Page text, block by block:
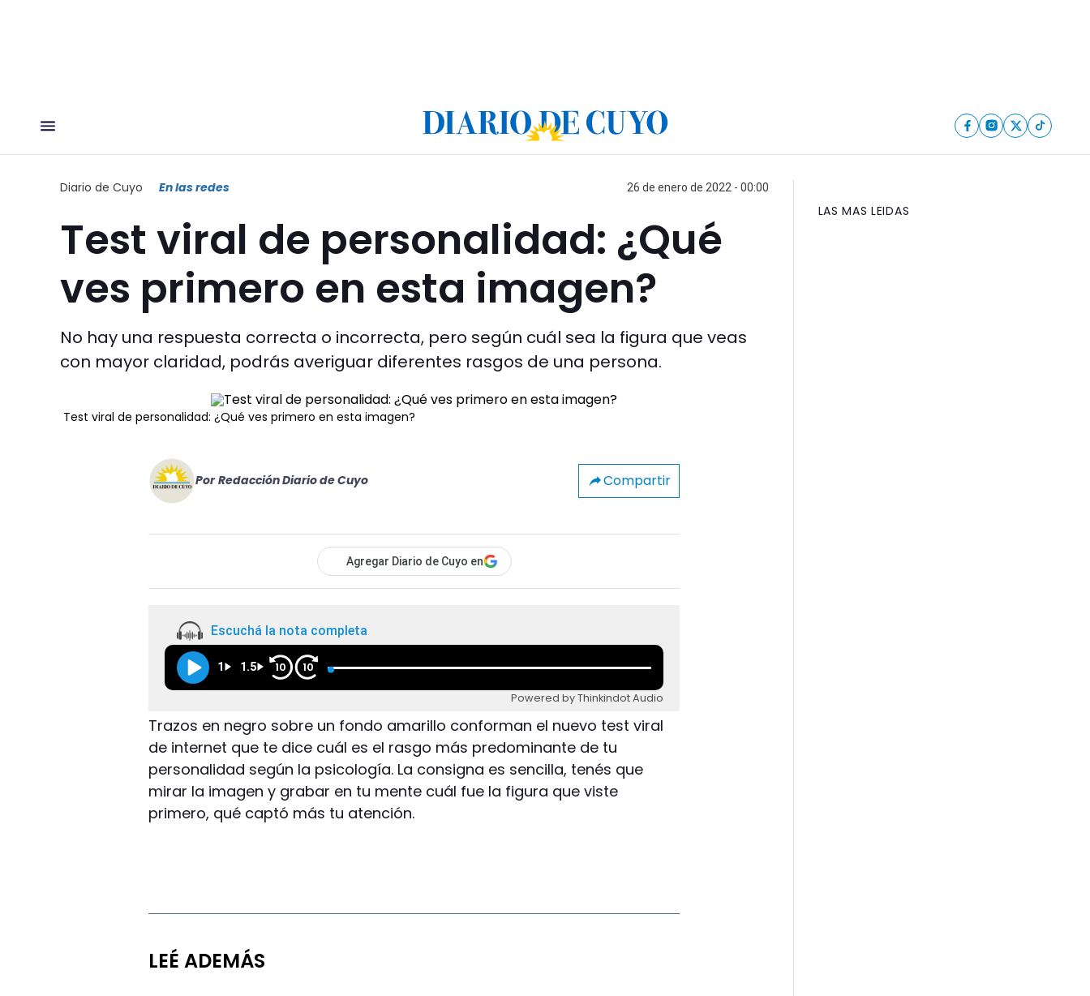
Diario de Cuyo En las redes 26 de enero de 2022 - 00:00
Test viral de personalidad: ¿Qué
ves primero en esta imagen?
No hay una respuesta correcta o incorrecta, pero según cuál sea la figura que veas
con mayor claridad, podrás averiguar diferentes rasgos de una persona.
Test viral de personalidad: ¿Qué ves primero en esta imagen?
Por Redacción Diario de Cuyo Compartir
Agregar Diario de Cuyo en
Escuchá la nota completa
1 1.5 10 10
Powered by Thinkindot Audio
Trazos en negro sobre un fondo amarillo conforman el nuevo test viral
de internet que te dice cuál es el rasgo más predominante de tu
personalidad según la psicología. La consigna es sencilla, tenés que
mirar la imagen y grabar en tu mente cuál fue la figura que viste
primero, qué captó más tu atención.
LEÉ ADEMÁS
LAS MAS LEIDAS